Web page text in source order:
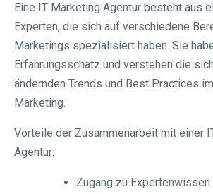
Eine IT Marketing Agentur besteht aus
Experten, die sich auf verschiedene
Marketings spezialisiert haben. Sie
Erfahrungsschatz und verstehen die
ändernden Trends und Best Practices
Marketing.
Vorteile der Zusammenarbeit mit einer
Agentur:
Zugang zu Expertenwissen